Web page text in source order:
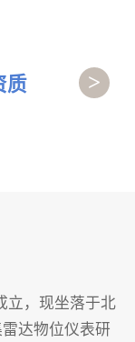
质 >
立，现坐落于北
达物位仪表研